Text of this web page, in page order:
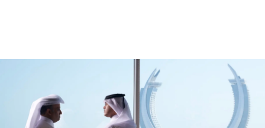
AlRayan CorpNet AlRayan GoSitemap
Visa Click to Pay